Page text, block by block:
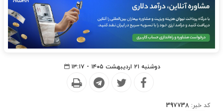
دوشنبه ۲۱ اردیبهشت ۱۴۰۵ - ۱۳:۱۷
کد خبر: 397738